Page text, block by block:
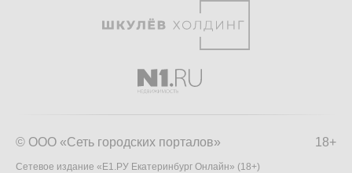
18+
© ООО «Сеть городских порталов»
Сетевое издание «Е1.РУ Екатеринбург Онлайн» (18+)